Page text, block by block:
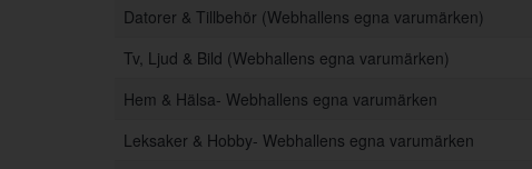
Datorer & Tillbehör (Webhallens egna varumärken)
Tv, Ljud & Bild (Webhallens egna varumärken)
Hem & Hälsa- Webhallens egna varumärken
Leksaker & Hobby- Webhallens egna varumärken